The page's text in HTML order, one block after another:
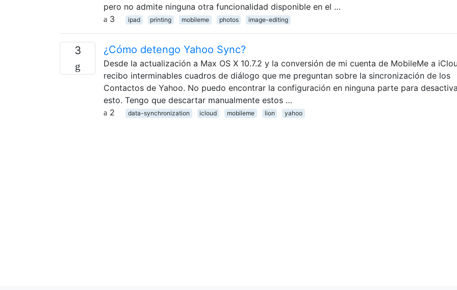
pero no admite ninguna otra funcionalidad disponible en el …
3
ipad printing mobileme photos image-editing
3 ¿Cómo detengo Yahoo Sync?
Desde la actualización a Max OS X 10.7.2 y la conversión de mi cuenta de MobileMe a
recibo interminables cuadros de diálogo que me preguntan sobre la sincronización de los
Contactos de Yahoo. No puedo encontrar la configuración en ninguna parte para
esto. Tengo que descartar manualmente estos …
2
data-synchronization icloud mobileme lion yahoo